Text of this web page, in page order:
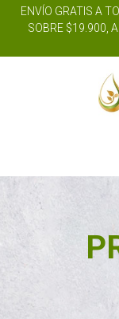
ENVÍO GRATIS A
SOBRE $19.900,